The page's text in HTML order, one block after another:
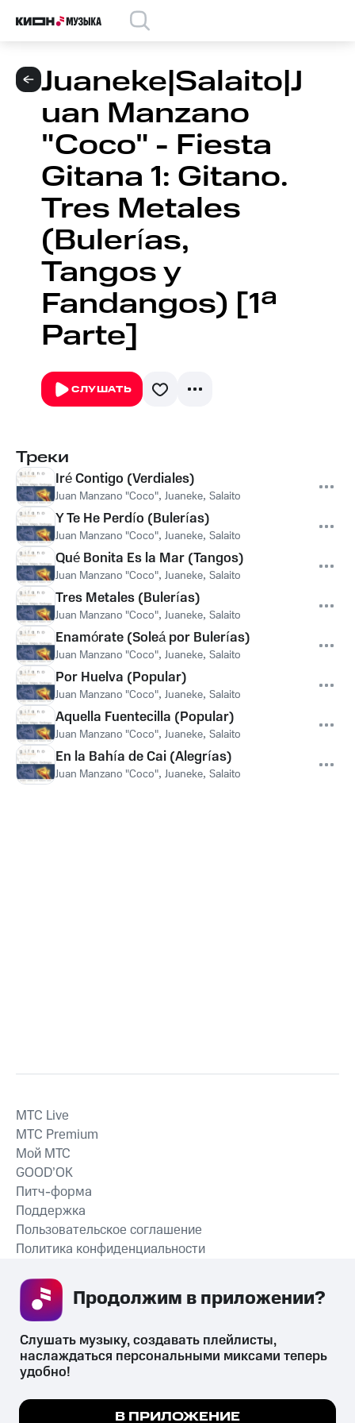
Juaneke|Salaito|J
uan Manzano
"Coco" - Fiesta
Gitana 1: Gitano.
Tres Metales
(Bulerías,
Tangos y
Fandangos) [1ª
Parte]
СЛУШАТЬ
Треки
Iré Contigo (Verdiales)
Juan Manzano "Coco", Juaneke, Salaito
Y Te He Perdío (Bulerías)
Juan Manzano "Coco", Juaneke, Salaito
Qué Bonita Es la Mar (Tangos)
Juan Manzano "Coco", Juaneke, Salaito
Tres Metales (Bulerías)
Juan Manzano "Coco", Juaneke, Salaito
Enamórate (Soleá por Bulerías)
Juan Manzano "Coco", Juaneke, Salaito
Por Huelva (Popular)
Juan Manzano "Coco", Juaneke, Salaito
Aquella Fuentecilla (Popular)
Juan Manzano "Coco", Juaneke, Salaito
En la Bahía de Cai (Alegrías)
Juan Manzano "Coco", Juaneke, Salaito
СКАЧАТЬ ПРИЛОЖЕНИЕ
MTС Live
MTС Premium
Мой МТС
GOOD’OK
Питч-форма
Поддержка
Пользовательское соглашение
Политика конфиденциальности
психотропных веществ, их аналогов причиняет вред здоровью,
их незаконный оборот запрещён и влечёт установленную
Мы используем куки, чтобы на сайте все
Слушать музыку, создавать плейлисты,
наслаждаться персональными миксами теперь
удобно!
В ПРИЛОЖЕНИЕ